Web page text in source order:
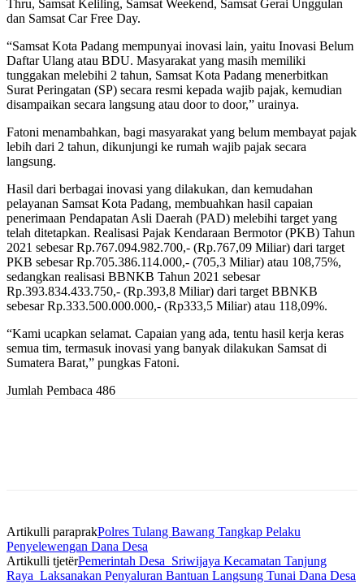
Thru, Samsat Keliling, Samsat Weekend, Samsat Gerai Unggulan
dan Samsat Car Free Day.
“Samsat Kota Padang mempunyai inovasi lain, yaitu Inovasi Belum
Daftar Ulang atau BDU. Masyarakat yang masih memiliki
tunggakan melebihi 2 tahun, Samsat Kota Padang menerbitkan
Surat Peringatan (SP) secara resmi kepada wajib pajak, kemudian
disampaikan secara langsung atau door to door,” urainya.
Fatoni menambahkan, bagi masyarakat yang belum membayat pajak
lebih dari 2 tahun, dikunjungi ke rumah wajib pajak secara
langsung.
Hasil dari berbagai inovasi yang dilakukan, dan kemudahan
pelayanan Samsat Kota Padang, membuahkan hasil capaian
penerimaan Pendapatan Asli Daerah (PAD) melebihi target yang
telah ditetapkan. Realisasi Pajak Kendaraan Bermotor (PKB) Tahun
2021 sebesar Rp.767.094.982.700,- (Rp.767,09 Miliar) dari target
PKB sebesar Rp.705.386.114.000,- (705,3 Miliar) atau 108,75%,
sedangkan realisasi BBNKB Tahun 2021 sebesar
Rp.393.834.433.750,- (Rp.393,8 Miliar) dari target BBNKB
sebesar Rp.333.500.000.000,- (Rp333,5 Miliar) atau 118,09%.
“Kami ucapkan selamat. Capaian yang ada, tentu hasil kerja keras
semua tim, termasuk inovasi yang banyak dilakukan Samsat di
Sumatera Barat,” pungkas Fatoni.
Jumlah Pembaca 486
Artikulli paraprakPolres Tulang Bawang Tangkap Pelaku
Penyelewengan Dana Desa
Artikulli tjetërPemerintah Desa Sriwijaya Kecamatan Tanjung
Raya Laksanakan Penyaluran Bantuan Langsung Tunai Dana Desa